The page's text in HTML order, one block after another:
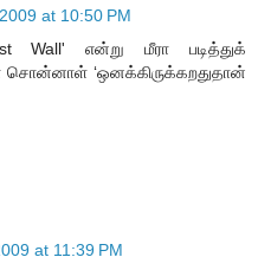
at 10:50 PM
Wall' என்று மீரா படித்துக்
சொன்னாள் ‘ஒனக்கிருக்கறதுதான்
at 11:39 PM